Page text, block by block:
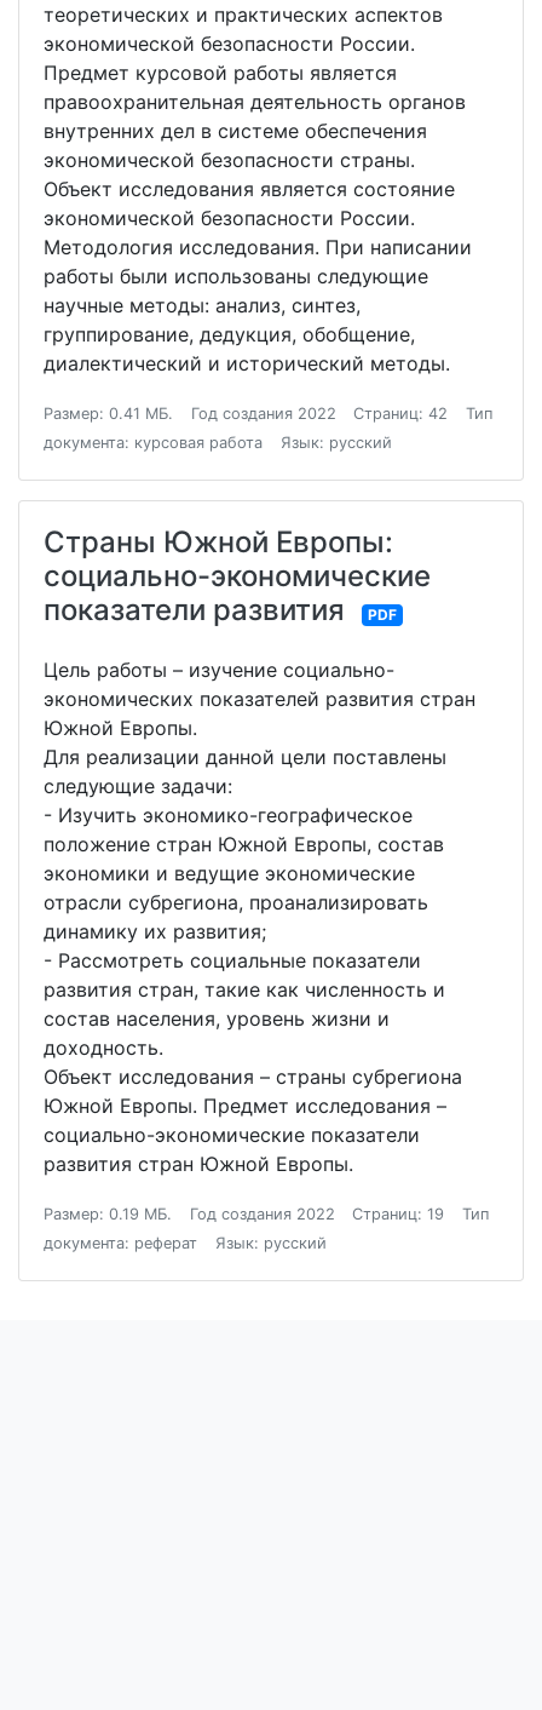
теоретических и практических аспектов
экономической безопасности России.
Предмет курсовой работы является
правоохранительная деятельность органов
внутренних дел в системе обеспечения
экономической безопасности страны.
Объект исследования является состояние
экономической безопасности России.
Методология исследования. При написании
работы были использованы следующие
научные методы: анализ, синтез,
группирование, дедукция, обобщение,
диалектический и исторический методы.
Размер: 0.41 МБ. Год создания 2022 Страниц: 42
Тип
документа: курсовая работа
Язык: русский
Страны Южной Европы:
социально-экономические
показатели развития
PDF
Цель работы – изучение социально-
экономических показателей развития стран
Южной Европы.
Для реализации данной цели поставлены
следующие задачи:
- Изучить экономико-географическое
положение стран Южной Европы, состав
экономики и ведущие экономические
отрасли субрегиона, проанализировать
динамику их развития;
- Рассмотреть социальные показатели
развития стран, такие как численность и
состав населения, уровень жизни и
доходность.
Объект исследования – страны субрегиона
Южной Европы. Предмет исследования –
социально-экономические показатели
развития стран Южной Европы.
Размер: 0.19 МБ. Год создания 2022 Страниц: 19
Тип
документа: реферат
Язык: русский